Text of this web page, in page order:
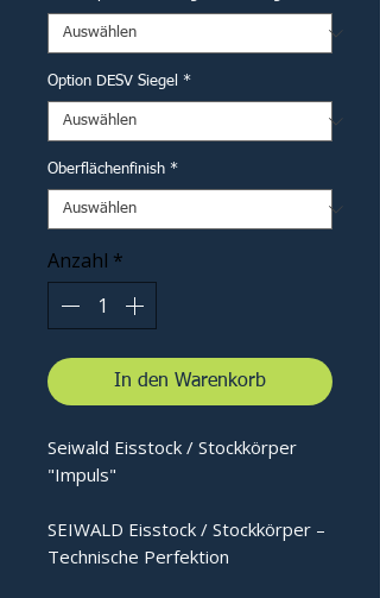
Option DESV Siegel *
Oberflächenfinish *
Anzahl *
In den Warenkorb
Seiwald Eisstock / Stockkörper
"Impuls"
SEIWALD Eisstock / Stockkörper –
Technische Perfektion